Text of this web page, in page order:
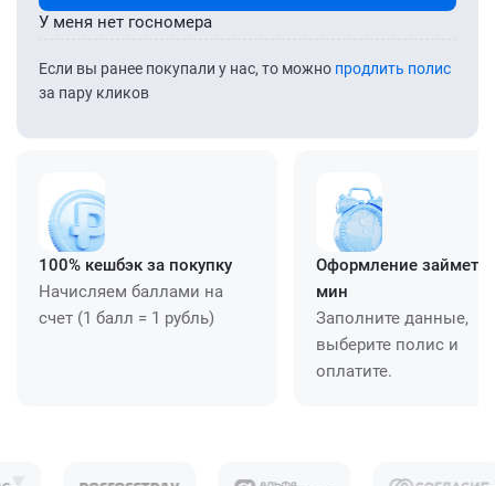
Если вы ранее покупали у нас, то можно продлить полис
за пару кликов
У меня нет госномера
100% кешбэк за покупку
Начисляем баллами на
счет (1 балл = 1 рубль)
Оформление займет
мин
Заполните данные,
выберите полис и
оплатите.